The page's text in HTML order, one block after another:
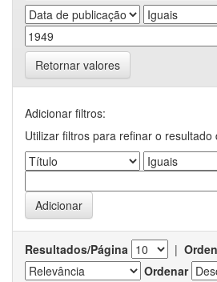
Retornar valores
Adicionar filtros:
Utilizar filtros para refinar o resultado
Resultados/Página |
Ordenar